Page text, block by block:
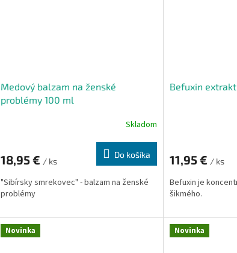
Medový balzam na ženské
problémy 100 ml
Skladom
18,95 € / ks
Do košíka
"Sibírsky smrekovec" - balzam na ženské
problémy
Befuxin
11,95 € / ks
Befuxin je
šikmého.
Novinka Novinka